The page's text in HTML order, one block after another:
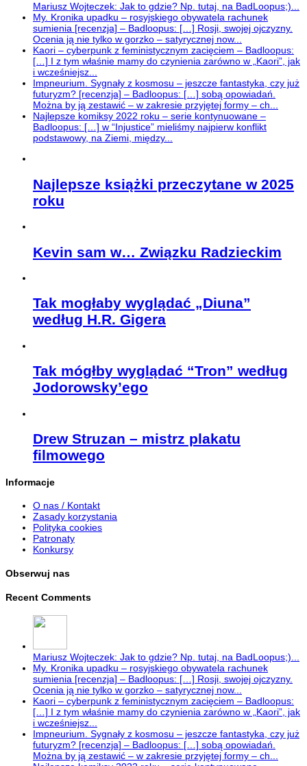
Mariusz Wojteczek: Jak to gdzie? Np. tutaj, na BadLoopus;)...
My. Kronika upadku – rosyjskiego obywatela rachunek
sumienia [recenzja] – Badloopus: […] Rosji, swojej ojczyzny.
Ocenia ją nie tylko w gorzko – satyrycznej now...
Kaori – cyberpunk z feministycznym zacięciem – Badloopus:
[…] I z tym właśnie mamy do czynienia zarówno w „Kaori”, jak
i wcześniejsz...
Impneurium. Sygnały z kosmosu – jeszcze fantastyka, czy już
futuryzm? [recenzja] – Badloopus: […] sobą opowiadań.
Można by ją zestawić – w zakresie przyjętej formy – ch...
Najlepsze komiksy 2022 roku – serie kontynuowane –
Badloopus: […] w “Injustice” mieliśmy najpierw konflikt
podstawowy, na Ziemi, między...
Najlepsze książki przeczytane w 2025
roku
Kevin sam w… Związku Radzieckim
Tak mogłaby wyglądać „Diuna”
według H.R. Gigera
Tak mógłby wyglądać “Tron” według
Jodorowsky’ego
Drew Struzan – mistrz plakatu
filmowego
Informacje
O nas / Kontakt
Zasady korzystania
Polityka cookies
Patronaty
Konkursy
Obserwuj nas
Recent Comments
Mariusz Wojteczek: Jak to gdzie? Np. tutaj, na BadLoopus;)...
My. Kronika upadku – rosyjskiego obywatela rachunek
sumienia [recenzja] – Badloopus: […] Rosji, swojej ojczyzny.
Ocenia ją nie tylko w gorzko – satyrycznej now...
Kaori – cyberpunk z feministycznym zacięciem – Badloopus:
[…] I z tym właśnie mamy do czynienia zarówno w „Kaori”, jak
i wcześniejsz...
Impneurium. Sygnały z kosmosu – jeszcze fantastyka, czy już
futuryzm? [recenzja] – Badloopus: […] sobą opowiadań.
Można by ją zestawić – w zakresie przyjętej formy – ch...